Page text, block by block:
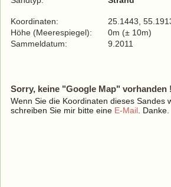
Koordinaten:
25.1443,
Höhe (Meerespiegel):
0m (± 10m)
Sammeldatum:
9.2011
Sorry, keine "Google Map" vorhanden !
Wenn Sie die Koordinaten dieses Sandes
schreiben Sie mir bitte eine E-Mail . Danke.